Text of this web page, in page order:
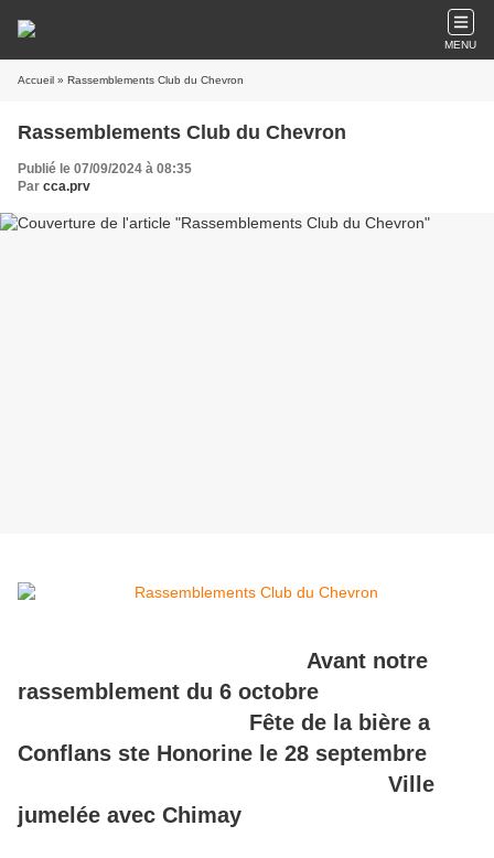
MENU
Accueil » Rassemblements Club du Chevron
Rassemblements Club du Chevron
Publié le 07/09/2024 à 08:35
Par cca.prv
Avant notre
rassemblement du 6 octobre
Fête de la bière a
Conflans ste Honorine le 28 septembre
Ville
jumelée avec Chimay